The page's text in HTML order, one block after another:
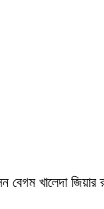
বেগম খালেদা